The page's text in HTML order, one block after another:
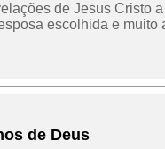
de Jesus Cristo
escolhida e muito
de Deus